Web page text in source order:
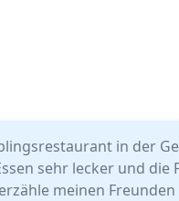
in der
sehr lecker und
meinen